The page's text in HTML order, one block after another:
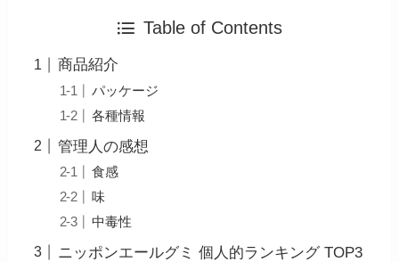
Table of Contents
商品紹介
パッケージ
各種情報
管理人の感想
食感
味
中毒性
ニッポンエールグミ 個人的ランキング TOP3